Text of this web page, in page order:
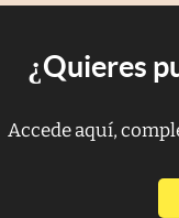
¿Quieres
Accede aquí,